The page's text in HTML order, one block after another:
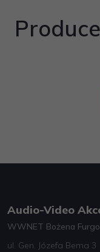
Audio-Video
WWNET Bożena
ul. Gen. Józefa Bema 3